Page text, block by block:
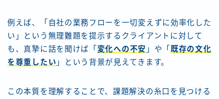
例えば、「自社の業務フローを一切変えずに効率化した
い」という無理難題を提示するクライアントに対して
も、真摯に話を聞けば「 変化への不安 」や「既存の文化
を尊重したい 」という背景が見えてきます。
この本質を理解することで、課題解決の糸口を見つける